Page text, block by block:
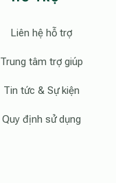
Liên hệ hỗ trợ
Trung tâm trợ giúp
Tin tức & Sự kiện
Quy định sử dụng